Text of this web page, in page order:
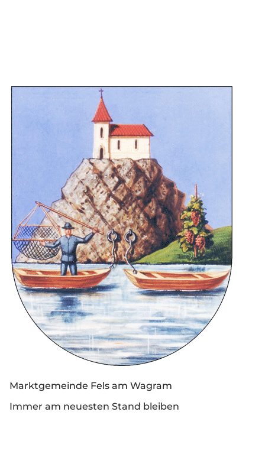
Marktgemeinde Fels am Wagram
Immer am neuesten Stand bleiben